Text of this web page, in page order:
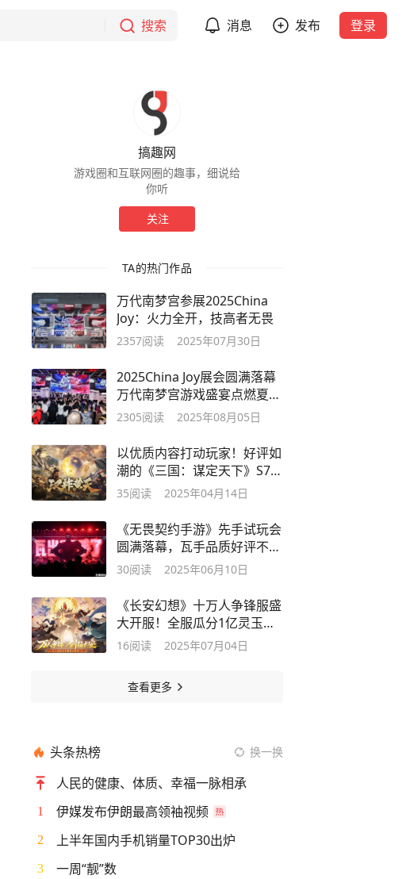
搜索 消息 发布 登录
搞趣网
游戏圈和互联网圈的趣事，细说给
你听
关注
TA的热门作品
万代南梦宫参展2025China
Joy：火力全开，技高者无畏
2357阅读 2025年07月30日
2025China Joy展会圆满落幕
万代南梦宫游戏盛宴点燃夏日
激情
2305阅读 2025年08月05日
以优质内容打动玩家！好评如
潮的《三国：谋定天下》S7赛
季已上线
35阅读 2025年04月14日
《无畏契约手游》先手试玩会
圆满落幕，瓦手品质好评不
断！
30阅读 2025年06月10日
《长安幻想》十万人争锋服盛
大开服！全服瓜分1亿灵玉，
热血开战
16阅读 2025年07月04日
查看更多
头条热榜 换一换
人民的健康、体质、幸福一脉相承
1 伊媒发布伊朗最高领袖视频
2 上半年国内手机销量TOP30出炉
3 一周“靓”数